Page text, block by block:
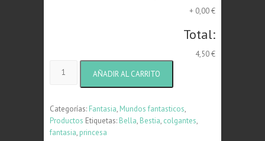
+ 0,00 €
Total:
4,50 €
Princesa
AÑADIR AL CARRITO
Categorías: Fantasia, Mundos fantasticos,
Productos Etiquetas: Bella, Bestia, colgantes,
fantasia, princesa